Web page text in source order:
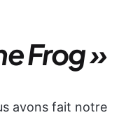
Frog »
avons fait notre